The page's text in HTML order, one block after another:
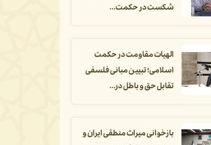
شکست در حکمت...
الهیات مقاومت در حکمت
اسلامی؛ تبیین مبانی فلسفی
تقابل حق و باطل در...
بازخوانی میراث منطقی ایران و